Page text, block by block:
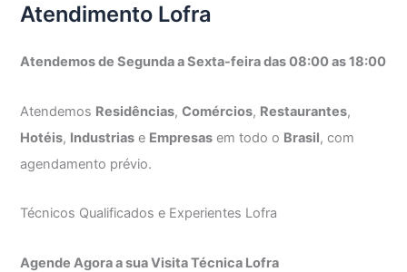
Atendimento Lofra
Atendemos de Segunda a Sexta-feira das 08:00 as 18:00
Atendemos Residências,Comércios, Restaurantes,
Hotéis, Industrias e Empresas em todo o Brasil, com
agendamento prévio.
Técnicos Qualificados e Experientes Lofra
Agende Agora a sua Visita Técnica Lofra